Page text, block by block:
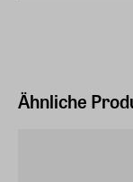
Dänemark (EU)
Ähnliche